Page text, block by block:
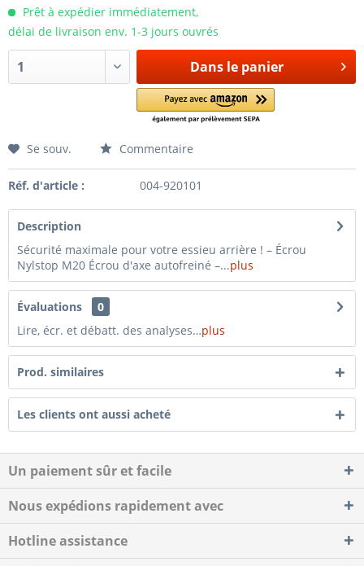
Prêt à expédier immédiatement,
délai de livraison env. 1-3 jours ouvrés
Dans le panier
Se souv. Commentaire
Réf. d'article : 004-920101
Description
Sécurité maximale pour votre essieu arrière ! – Écrou
Nylstop M20 Écrou d'axe autofreiné –...plus
Évaluations
0
Lire, écr. et débatt. des analyses…plus
Prod. similaires
Les clients ont aussi acheté
Un paiement sûr et facile
Nous expédions rapidement avec
Hotline assistance